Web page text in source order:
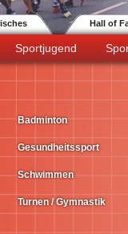
Hall of
Sportjugend
Badminton
Gesundheitssport
Schwimmen
Turnen / Gymnastik